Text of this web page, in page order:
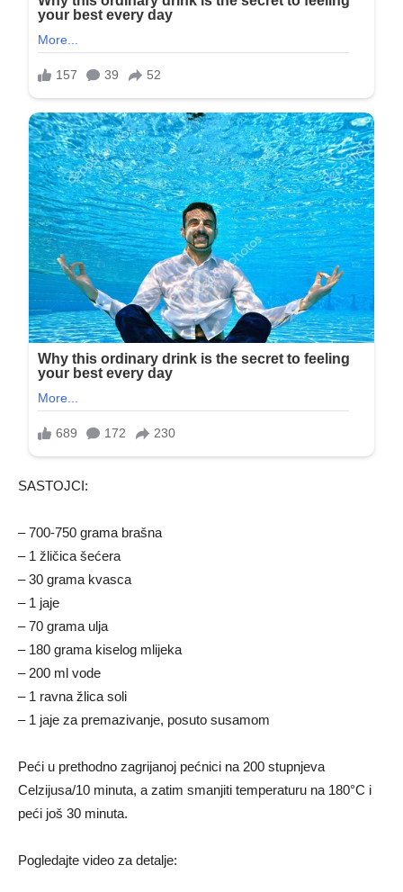
SASTOJCI:
– 700-750 grama brašna
– 1 žličica šećera
– 30 grama kvasca
– 1 jaje
– 70 grama ulja
– 180 grama kiselog mlijeka
– 200 ml vode
– 1 ravna žlica soli
– 1 jaje za premazivanje, posuto susamom
Peći u prethodno zagrijanoj pećnici na 200 stupnjeva
Celzijusa/10 minuta, a zatim smanjiti temperaturu na 180°C i
peći još 30 minuta.
Pogledajte video za detalje: